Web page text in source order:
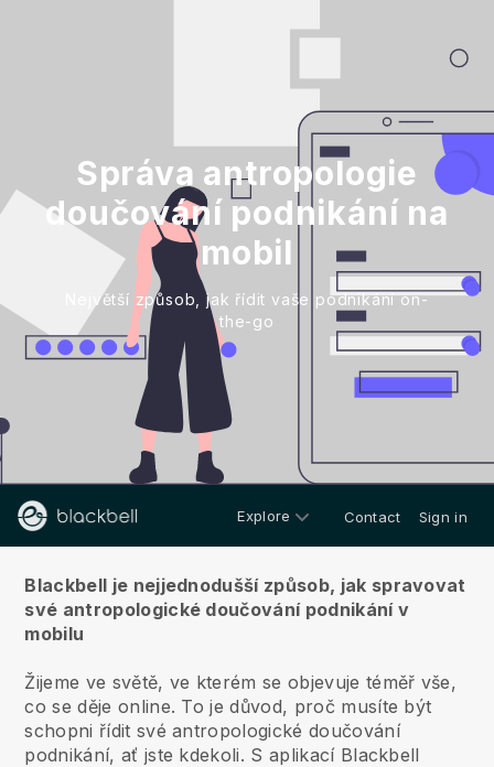
Správa antropologie
doučování podnikání na
mobil
Největší způsob, jak řídit vaše podnikání on-
the-go
Explore Contact Sign in
Blackbell je nejjednodušší způsob, jak spravovat
své antropologické doučování podnikání v
mobilu
Žijeme ve světě, ve kterém se objevuje téměř vše,
co se děje online. To je důvod, proč musíte být
schopni řídit své antropologické doučování
podnikání, ať jste kdekoli. S aplikací Blackbell